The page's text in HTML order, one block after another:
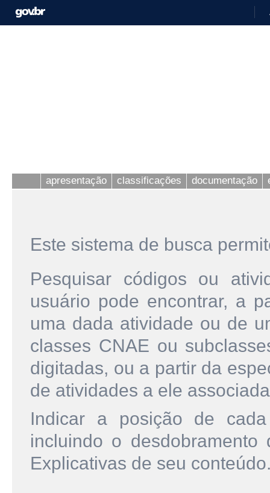
apresentação classificações documentação
Este sistema de busca
Pesquisar códigos ou
usuário pode encontrar, a
uma dada atividade ou de
classes CNAE ou
digitadas, ou a partir da
de atividades a ele
Indicar a posição de
incluindo o
Explicativas de seu